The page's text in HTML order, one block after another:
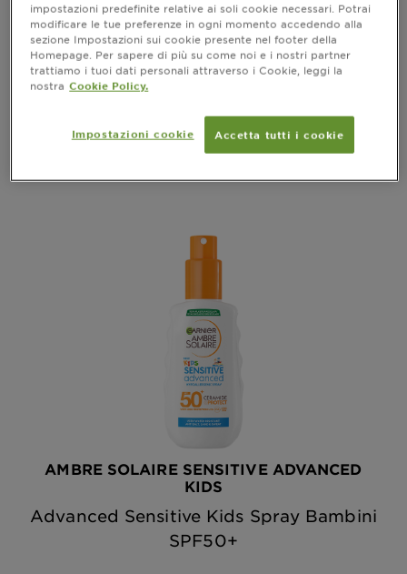
Advanced Sensitive Kids Gachette
SPF50+ 300ml
No reviews
ANTEPRIMA
AMBRE SOLAIRE SENSITIVE ADVANCED
KIDS
Advanced Sensitive Kids Spray Bambini
SPF50+
impostazioni predefinite relative ai soli cookie necessari. Potrai
modificare le tue preferenze in ogni momento accedendo alla
sezione Impostazioni sui cookie presente nel footer della
Homepage. Per sapere di più su come noi e i nostri partner
trattiamo i tuoi dati personali attraverso i Cookie, leggi la
nostra Cookie Policy.
Impostazioni cookie Accetta tutti i cookie